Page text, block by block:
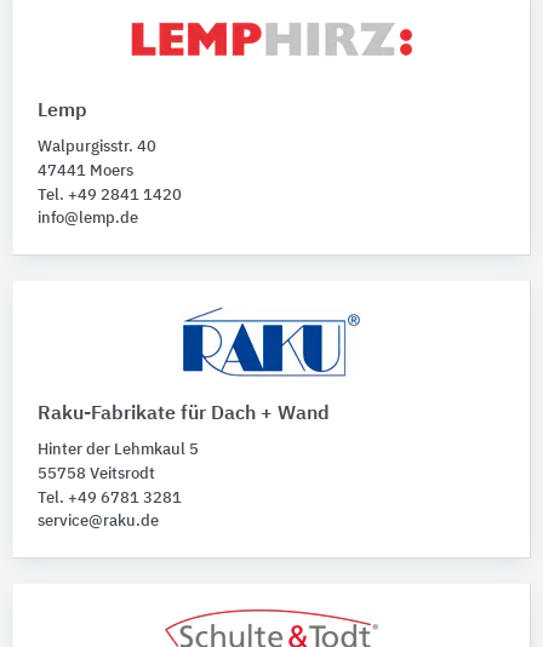
Lemp
Walpurgisstr. 40
47441 Moers
Tel. +49 2841 1420
info@lemp.de
Raku-Fabrikate für Dach + Wand
Hinter der Lehmkaul 5
55758 Veitsrodt
Tel. +49 6781 3281
service@raku.de